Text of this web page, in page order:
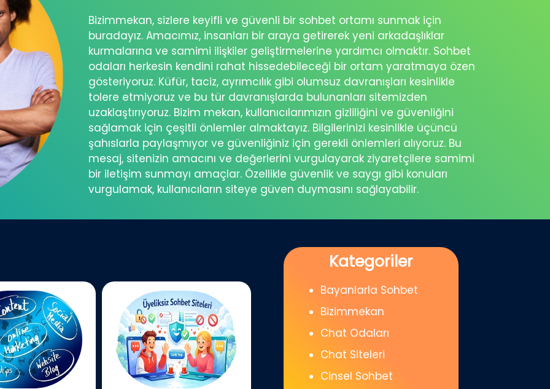
Bizimmekan, sizlere keyifli ve güvenli bir sohbet ortamı sunmak için
buradayız. Amacımız, insanları bir araya getirerek yeni arkadaşlıklar
kurmalarına ve samimi ilişkiler geliştirmelerine yardımcı olmaktır. Sohbet
odaları herkesin kendini rahat hissedebileceği bir ortam yaratmaya özen
gösteriyoruz. Küfür, taciz, ayrımcılık gibi olumsuz davranışları kesinlikle
tolere etmiyoruz ve bu tür davranışlarda bulunanları sitemizden
uzaklaştırıyoruz. Bizim mekan, kullanıcılarımızın gizliliğini ve güvenliğini
sağlamak için çeşitli önlemler almaktayız. Bilgilerinizi kesinlikle üçüncü
şahıslarla paylaşmıyor ve güvenliğiniz için gerekli önlemleri alıyoruz. Bu
mesaj, sitenizin amacını ve değerlerini vurgulayarak ziyaretçilere samimi
bir iletişim sunmayı amaçlar. Özellikle güvenlik ve saygı gibi konuları
vurgulamak, kullanıcıların siteye güven duymasını sağlayabilir.
Kategoriler
Bayanlarla Sohbet
Bizimmekan
Chat Odaları
Chat Siteleri
Cinsel Sohbet